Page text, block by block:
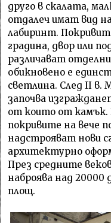
друго в скалата,
отдалеч имат вид
лабиринт.
градина, двор или
различават
обикновено е
светлина. След II в.
започва
от които от камък.
покривите на вече
надстрояват нови
архитектурно
През средните
наброява над
площ.